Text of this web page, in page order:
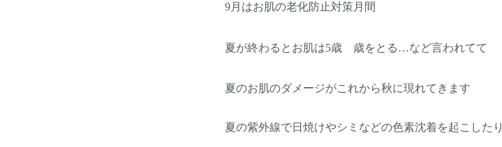
9月はお肌の老化防止対策月間
夏が終わるとお肌は5歳 歳をとる…など言われてて
夏のお肌のダメージがこれから秋に現れてきます
夏の紫外線で日焼けやシミなどの色素沈着を起こしたり